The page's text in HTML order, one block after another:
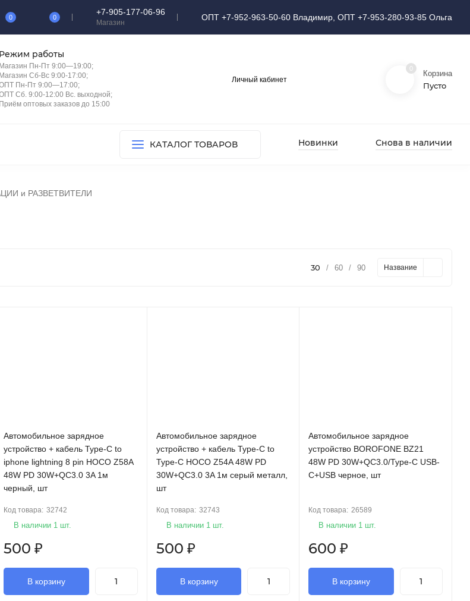
0 0
+7-905-177-06-96
Магазин
ОПТ +7-952-963-50-60 Владимир, ОПТ +7-953-280-93-85 Ольга
Режим работы
Магазин Пн-Пт 9:00—19:00;
Магазин Сб-Вс 9:00-17:00;
Пн-Пт 9:00—17:00;
Сб. 9:00-12:00 Вс. выходной;
Приём оптовых заказов до 15:00
Личный кабинет
0
Корзина
Пусто
КАТАЛОГ ТОВАРОВ Новинки Снова в наличии
и РАЗВЕТВИТЕЛИ
30 / 60 / 90 Название
Автомобильное зарядное
устройство + кабель Type-C to
iphone lightning 8 pin HOCO Z58A
48W PD 30W+QC3.0 3A 1м
черный, шт
Код товара: 32742
В наличии 1 шт.
500₽
В корзину
Автомобильное зарядное
устройство + кабель Type-C to
Type-C HOCO Z54A 48W PD
30W+QC3.0 3A 1м серый металл,
шт
Код товара: 32743
В наличии 1 шт.
500 ₽
В корзину
Автомобильное зарядное
устройство BOROFONE BZ21
48W PD 30W+QC3.0/Type-C USB-
C+USB черное, шт
Код товара: 26589
В наличии 1 шт.
600₽
В корзину